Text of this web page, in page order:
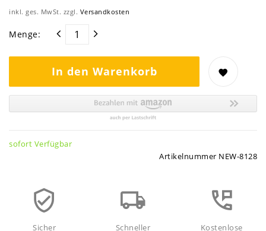
inkl. ges. MwSt. zzgl. Versandkosten
Menge:
In den Warenkorb
sofort Verfügbar
Artikelnummer NEW-8128
Sicher
Schneller
Kostenlose